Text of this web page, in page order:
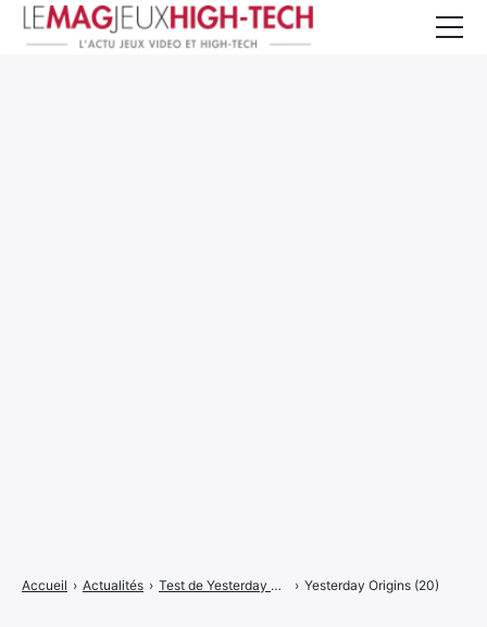
Accueil › Actualités › Test de Yesterday Origins : vivre, mourir et tout recommencer sur Switch › Yesterday Origins (20)